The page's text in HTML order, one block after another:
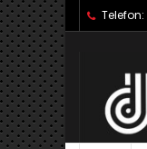
Telefon: